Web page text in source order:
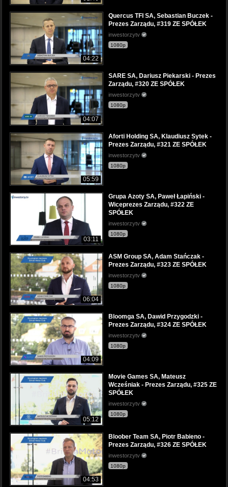
04:22
Quercus TFI SA, Sebastian Buczek -
Prezes Zarządu, #319 ZE SPÓŁEK
inwestorzytv
1080p
04:07
SARE SA, Dariusz Piekarski - Prezes
Zarządu, #320 ZE SPÓŁEK
inwestorzytv
1080p
05:59
Aforti Holding SA, Klaudiusz Sytek -
Prezes Zarządu, #321 ZE SPÓŁEK
inwestorzytv
1080p
03:11
Grupa Azoty SA, Paweł Łapiński -
Wiceprezes Zarządu, #322 ZE
SPÓŁEK
inwestorzytv
1080p
06:04
ASM Group SA, Adam Stańczak -
Prezes Zarządu, #323 ZE SPÓŁEK
inwestorzytv
1080p
04:09
Bloomga SA, Dawid Przygodzki -
Prezes Zarządu, #324 ZE SPÓŁEK
inwestorzytv
1080p
05:12
Movie Games SA, Mateusz
Wcześniak - Prezes Zarządu, #325 ZE
SPÓŁEK
inwestorzytv
1080p
04:53
Bloober Team SA, Piotr Babieno -
Prezes Zarządu, #326 ZE SPÓŁEK
inwestorzytv
1080p